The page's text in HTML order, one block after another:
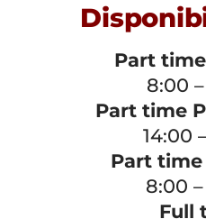
Part
8:00
Part time
14:00
Part time
8:00
Full